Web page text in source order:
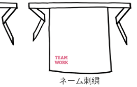
ネーム刺繍